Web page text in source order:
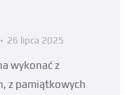
26 lipca 2025
wykonać z
z pamiątkowych